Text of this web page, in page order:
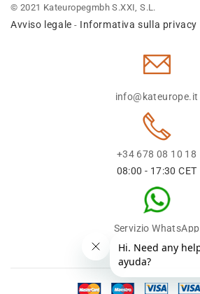
© 2021 Kateuropegmbh S.XXI, S.L.
Avviso legale - Informativa sulla privacy
info@kateurope.it
+34 678 08 10 18
08:00 - 17:30 CET
Servizio WhatsApp
+34 678 08 1018